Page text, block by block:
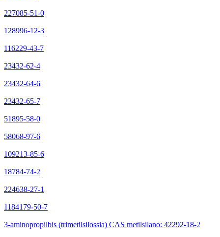
227085-51-0
128996-12-3
116229-43-7
23432-62-4
23432-64-6
23432-65-7
51895-58-0
58068-97-6
109213-85-6
18784-74-2
224638-27-1
1184179-50-7
3-aminopropilbis (trimetilsilossia) CAS metilsilano: 42292-18-2